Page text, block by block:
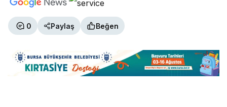
0 Paylaş Beğen